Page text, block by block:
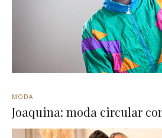
MODA
Joaquina: moda circular